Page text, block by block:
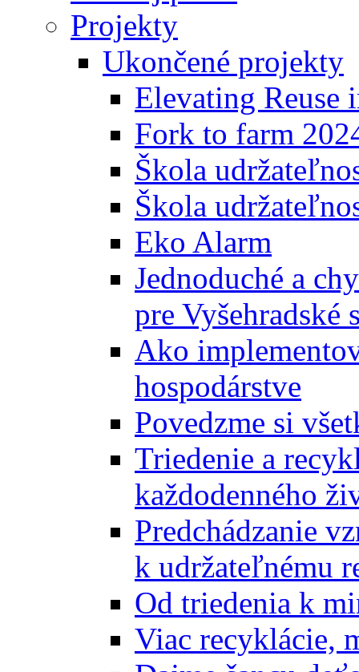
Projekty
Ukončené projekty
Elevating Reuse
Fork to farm
Škola
Škola
Eko Alarm
Jednoduché a
pre Vyšehradské
Ako
hospodárstve
Povedzme si
Triedenie a
každodenného
Predchádzanie
k udržateľnému
Od triedenia k
Viac recyklácie,